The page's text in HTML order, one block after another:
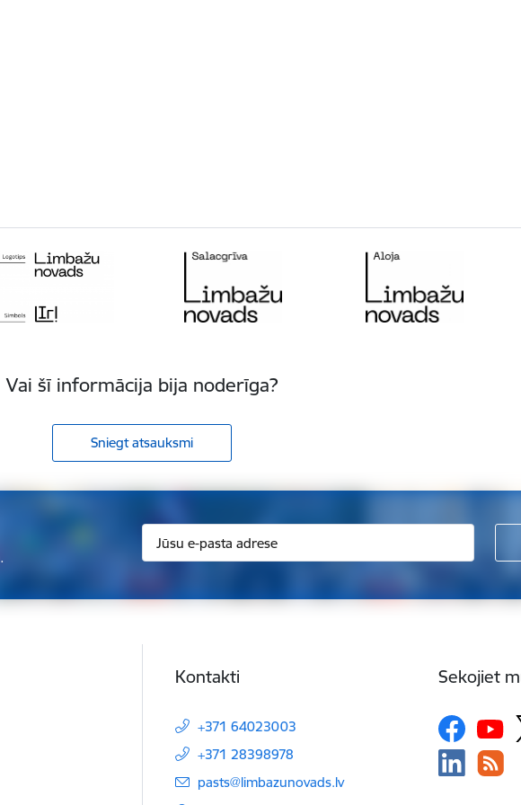
Vai šī informācija bija noderīga?
Sniegt atsauksmi
Kontakti
+371 64023003
+371 28398978
E-pasts:
pasts@limbazunovads.lv
Sekojiet